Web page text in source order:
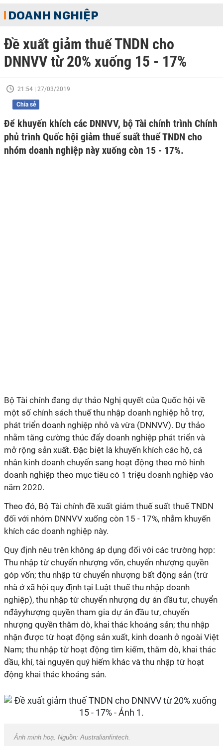
DOANH NGHIỆP
Đề xuất giảm thuế TNDN cho
DNNVV từ 20% xuống 15 - 17%
21:54 | 27/03/2019
Chia sẻ
Để khuyến khích các DNNVV, bộ Tài chính trình Chính
phủ trình Quốc hội giảm thuế suất thuế TNDN cho
nhóm doanh nghiệp này xuống còn 15 - 17%.
Bộ Tài chính đang dự thảo Nghị quyết của Quốc hội về
một số chính sách thuế thu nhập doanh nghiệp hỗ trợ,
phát triển doanh nghiệp nhỏ và vừa (DNNVV). Dự thảo
nhằm tăng cường thúc đẩy doanh nghiệp phát triển và
mở rộng sản xuất. Đặc biệt là khuyến khích các hộ, cá
nhân kinh doanh chuyển sang hoạt động theo mô hình
doanh nghiệp theo mục tiêu có 1 triệu doanh nghiệp vào
năm 2020.
Theo đó, Bộ Tài chính đề xuất giảm thuế suất thuế TNDN
đối với nhóm DNNVV xuống còn 15 - 17%, nhằm khuyến
khích các doanh nghiệp này.
Quy định nêu trên không áp dụng đối với các trường hợp:
Thu nhập từ chuyển nhượng vốn, chuyển nhượng quyền
góp vốn; thu nhập từ chuyển nhượng bất động sản (trừ
nhà ở xã hội quy định tại Luật thuế thu nhập doanh
nghiệp), thu nhập từ chuyển nhượng dự án đầu tư, chuyển
nđâyyhượng quyền tham gia dự án đầu tư, chuyển
nhượng quyền thăm dò, khai thác khoáng sản; thu nhập
nhận được từ hoạt động sản xuất, kinh doanh ở ngoài Việt
Nam; thu nhập từ hoạt động tìm kiếm, thăm dò, khai thác
dầu, khí, tài nguyên quý hiếm khác và thu nhập từ hoạt
động khai thác khoáng sản.
Ảnh minh hoạ. Nguồn: Australianfintech.